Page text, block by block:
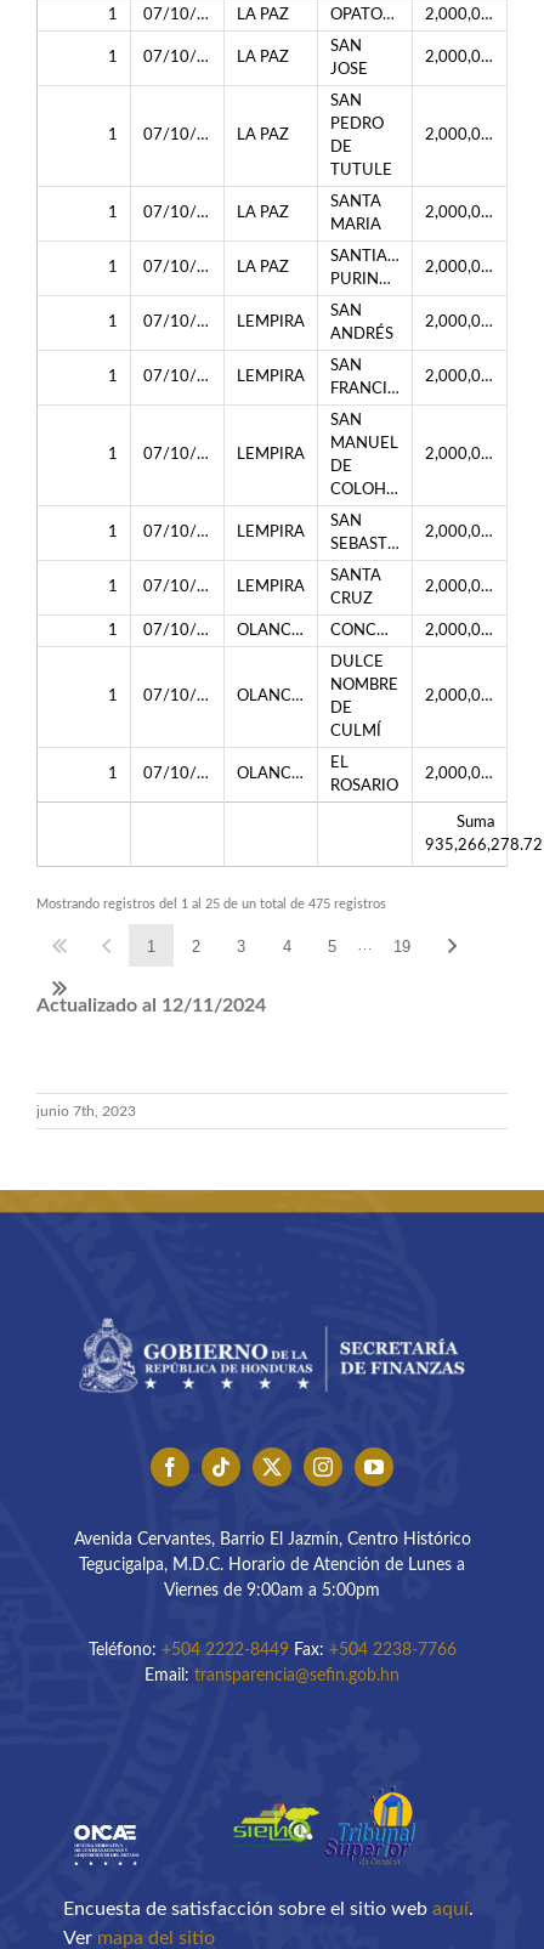
1 07/10/2024 LA PAZ OPATORO 2,000,000.00
1 07/10/2024 LA PAZ
SAN
JOSE
2,000,000.00
1 07/10/2024 LA PAZ
SAN
PEDRO
DE
TUTULE
2,000,000.00
1 07/10/2024 LA PAZ
SANTA
MARIA
2,000,000.00
1 07/10/2024 LA PAZ
SANTIAGO
PURINGLA
2,000,000.00
1 07/10/2024 LEMPIRA
SAN
ANDRÉS
2,000,000.00
1 07/10/2024 LEMPIRA
SAN
FRANCISCO
2,000,000.00
1 07/10/2024 LEMPIRA
SAN
MANUEL
DE
COLOHETE
2,000,000.00
1 07/10/2024 LEMPIRA
SAN
SEBASTIAN
2,000,000.00
1 07/10/2024 LEMPIRA
SANTA
CRUZ
2,000,000.00
1 07/10/2024 OLANCHO CONCORDIA 2,000,000.00
1 07/10/2024 OLANCHO
DULCE
NOMBRE
DE
CULMÍ
2,000,000.00
1 07/10/2024 OLANCHO
EL
ROSARIO
2,000,000.00
Suma
935,266,278.72
Mostrando registros del 1 al 25 de un total de 475 registros
1 2 3 4 5 … 19
Actualizado al 12/11/2024
junio 7th, 2023
Avenida Cervantes, Barrio El Jazmín, Centro Histórico
Tegucigalpa, M.D.C. Horario de Atención de Lunes a
Viernes de 9:00am a 5:00pm
Teléfono: +504 2222-8449Fax: +504 2238-7766
Email: transparencia@sefin.gob.hn
Encuesta de satisfacción sobre el sitio webaquí.
Ver mapa del sitio